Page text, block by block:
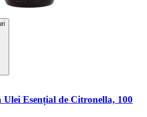
Ulei Esențial de Citronella, 100